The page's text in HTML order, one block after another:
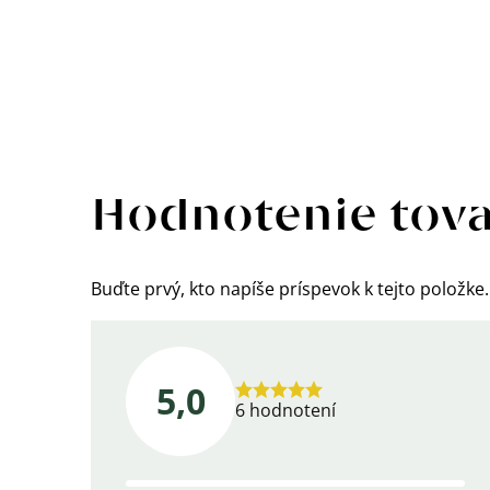
Hodnotenie
Buďte prvý, kto napíše príspevok k tejto položke.
5,0
Priemerné
6 hodnotení
hodnotení